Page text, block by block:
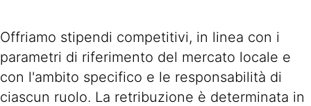
Offriamo stipendi competitivi, in linea con i
parametri di riferimento del mercato locale e
con l'ambito specifico e le responsabilità di
ciascun ruolo. La retribuzione è determinata in